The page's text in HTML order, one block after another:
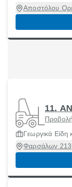
Αποστόλου
11.
Προβολή
Γεωργικά Είδη
Φαρσάλων